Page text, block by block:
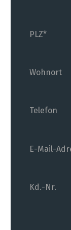
PLZ
Wohnort
Telefon
E-Mail-
Kd.-Nr.